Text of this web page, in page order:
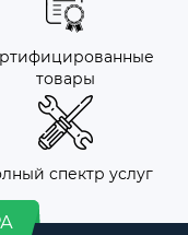
товары
спектр услуг